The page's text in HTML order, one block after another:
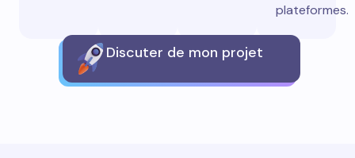
plateformes.
Discuter de mon projet